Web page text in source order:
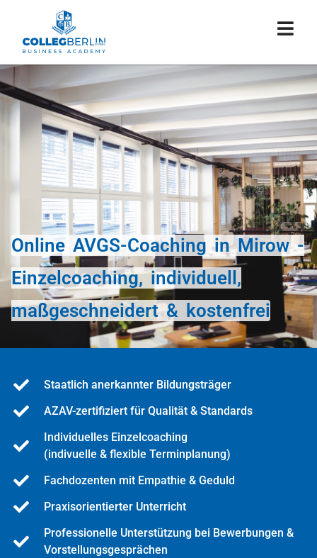
Online AVGS-Coaching in Mirow -
Einzelcoaching, individuell,
maßgeschneidert & kostenfrei
Staatlich anerkannter Bildungsträger
AZAV-zertifiziert für Qualität & Standards
Individuelles Einzelcoaching
(indivuelle & flexible Terminplanung)
Fachdozenten mit Empathie & Geduld
Praxisorientierter Unterricht
Professionelle Unterstützung bei Bewerbungen &
Vorstellungsgesprächen